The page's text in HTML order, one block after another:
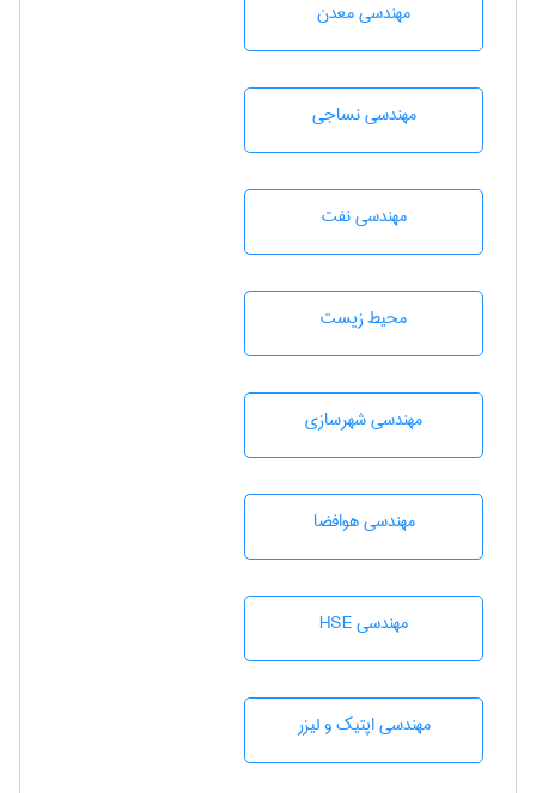
مهندسی معدن
مهندسي نساجی
مهندسی نفت
محيط زيست
مهندسی شهرسازی
مهندسی هوافضا
مهندسی HSE
مهندسی اپتیک و لیزر